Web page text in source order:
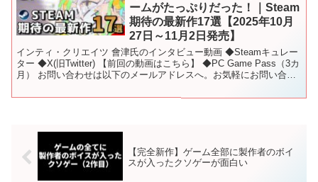
ームがたっぷりだった！｜Steam
期待の最新作17選【2025年10月
27日～11月2日発売】
インティ・クリエイツ 會津氏のインタビュー動画 ◆Steamキュレー
ター ◆X(旧Twitter) 【前回の動画はこちら】 ◆PC Game Pass（3カ
月） お問い合わせは以下のメールアドレスへ。お気軽にお問い合わ
【完全新作】ゲーム全部に製作者のボイ
スが入ったクソゲーが面白い